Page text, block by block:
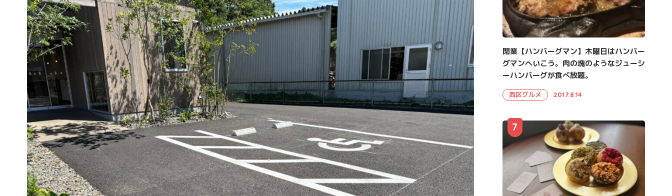
閉業【ハンバーグマン】木曜日はハンバー
グマンへいこう。肉の塊のようなジューシ
ーハンバーグが食べ放題。
西区グルメ 2017.8.14
7